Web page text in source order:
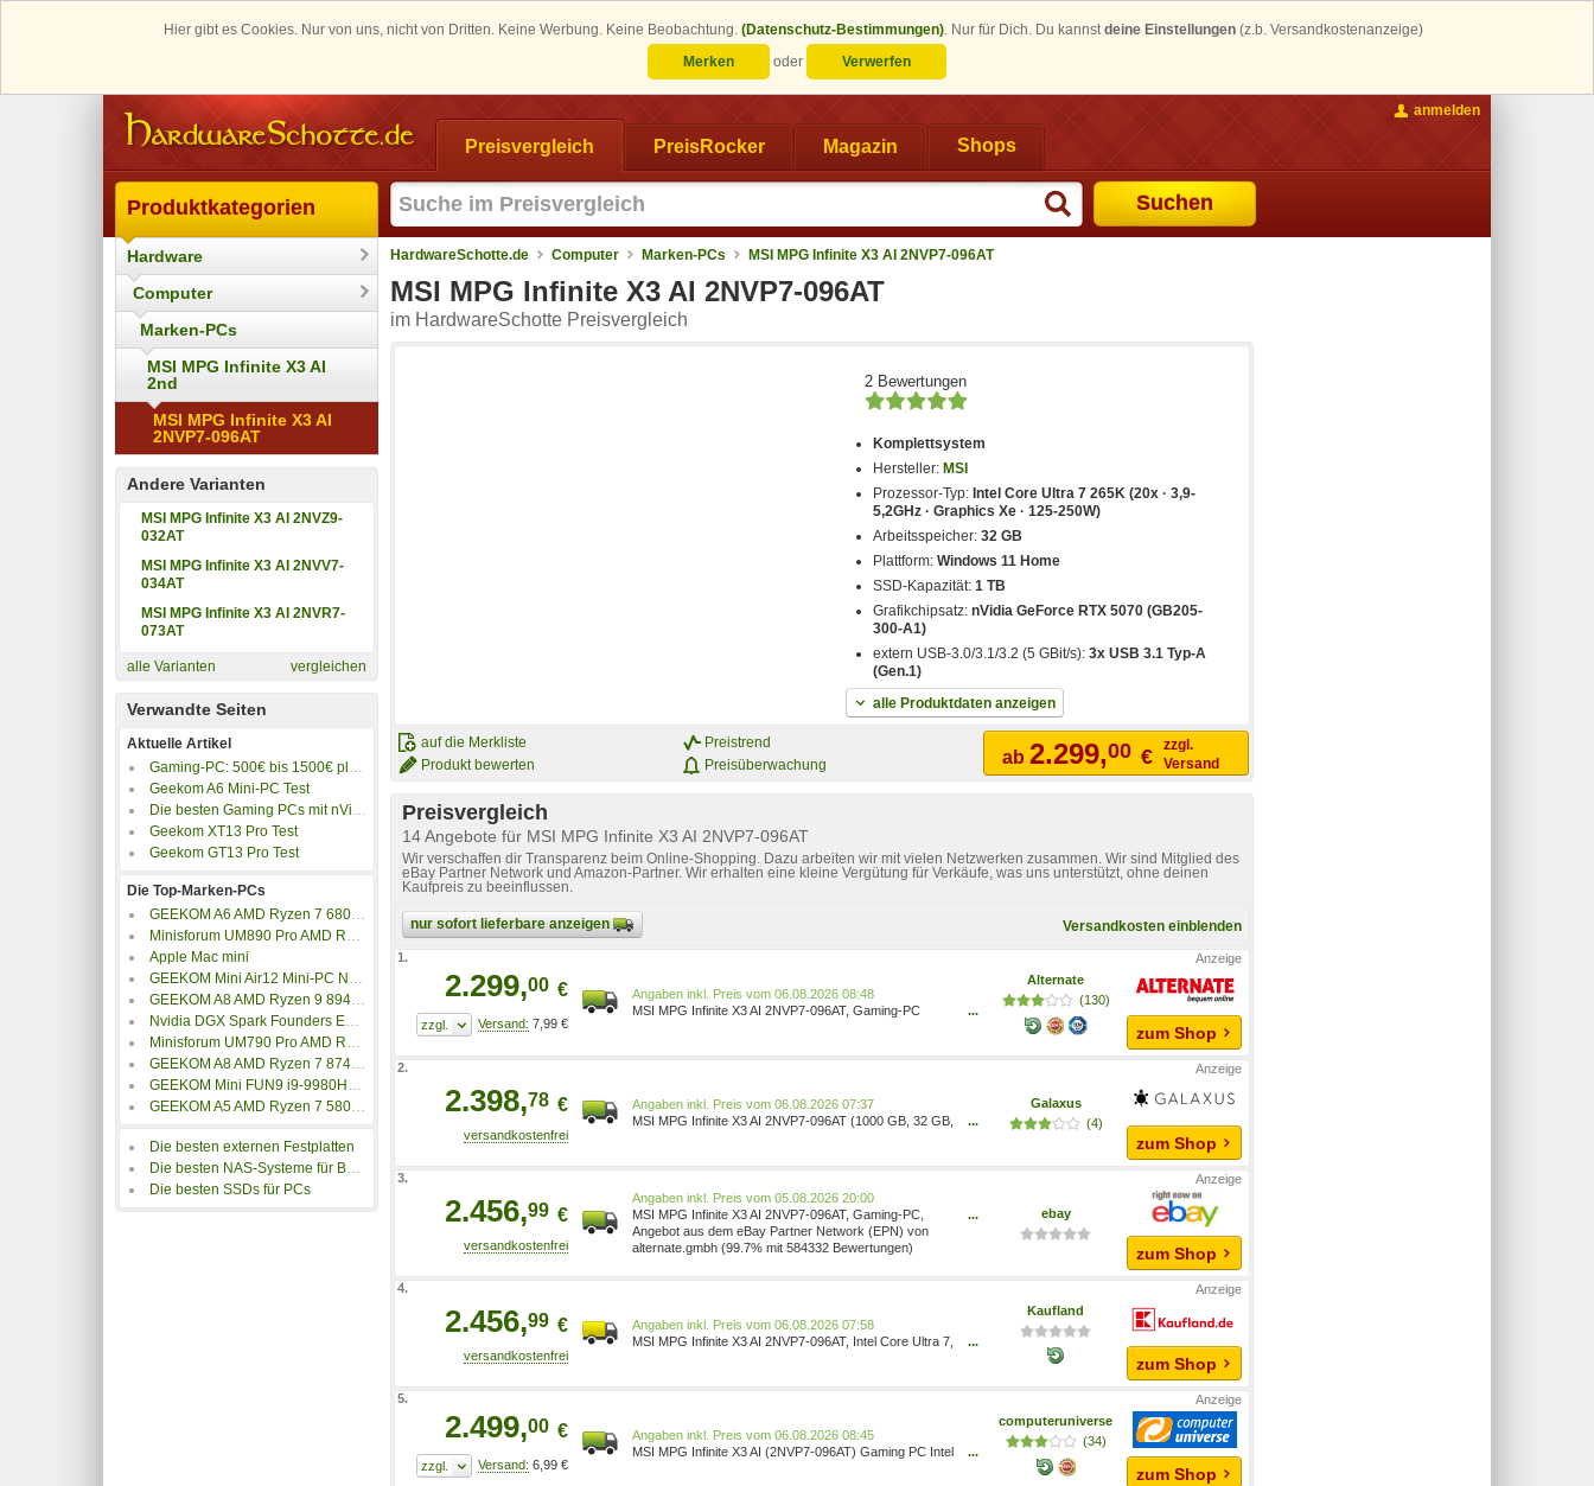
Hier gibt es Cookies. Nur von uns, nicht von Dritten. Keine Werbung. Keine Beobachtung. (Datenschutz-Bestimmungen). Nur für Dich. Du kannstdeine Einstellungen (z.b. Versandkostenanzeige)
Merken
oder Verwerfen
Preisvergleich PreisRocker Magazin Shops
Suchen
anmelden
Produktkategorien
Hardware
Computer
Marken-PCs
MSI MPG Infinite X3 AI
2nd
MSI MPG Infinite X3 AI
2NVP7-096AT
Andere Varianten
MSI MPG Infinite X3 AI 2NVZ9-
032AT
MSI MPG Infinite X3 AI 2NVV7-
034AT
MSI MPG Infinite X3 AI 2NVR7-
073AT
alle Varianten vergleichen
Verwandte Seiten
Aktuelle Artikel
Gaming-PC: 500€ bis 1500€ plus 4K-Gaming PC
Geekom A6 Mini-PC Test
Die besten Gaming PCs mit nVidia GeForce RTX 5080
Geekom XT13 Pro Test
Geekom GT13 Pro Test
Die Top-Marken-PCs
GEEKOM A6 AMD Ryzen 7 6800H Mini-PC 16GB/1TB
Minisforum UM890 Pro AMD Ryzen 9 8945HS Mini-PC 32GB/1TB
Apple Mac mini
GEEKOM Mini Air12 Mini-PC N100 16GB/512GB
GEEKOM A8 AMD Ryzen 9 8945HS Mini-PC 16GB/1TB
Nvidia DGX Spark Founders Edition
Minisforum UM790 Pro AMD Ryzen 9 7940HS Mini-PC 32GB/1TB
GEEKOM A8 AMD Ryzen 7 8745HS Mini-PC 16GB/1TB
GEEKOM Mini FUN9 i9-9980HK 32GB/1TB
GEEKOM A5 AMD Ryzen 7 5800H Mini-PC 16GB/512GB
Die besten externen Festplatten
Die besten NAS-Systeme für Backups
Die besten SSDs für PCs
HardwareSchotte.de Computer Marken-PCs MSI MPG Infinite X3 AI 2NVP7-096AT
MSI MPG Infinite X3 AI 2NVP7-096AT
im HardwareSchotte Preisvergleich
2 Bewertungen
Komplettsystem
Hersteller: MSI
Prozessor-Typ: Intel Core Ultra 7 265K (20x · 3,9-
5,2GHz · Graphics Xe · 125-250W)
Arbeitsspeicher:32 GB
Plattform:Windows 11 Home
SSD-Kapazität:1 TB
Grafikchipsatz:nVidia GeForce RTX 5070 (GB205-
300-A1)
extern USB-3.0/3.1/3.2 (5 GBit/s):3x USB 3.1 Typ-A
(Gen.1)
alle Produktdaten anzeigen
auf die Merkliste
Produkt bewerten
Preistrend
Preisüberwachung
ab 2.299,00 €
zzgl.
Versand
Preisvergleich
14 Angebote für MSI MPG Infinite X3 AI 2NVP7-096AT
Wir verschaffen dir Transparenz beim Online-Shopping. Dazu arbeiten wir mit vielen Netzwerken zusammen. Wir sind Mitglied des
eBay Partner Network und Amazon-Partner. Wir erhalten eine kleine Vergütung für Verkäufe, was uns unterstützt, ohne deinen
Kaufpreis zu beeinflussen.
nur sofort lieferbare anzeigen Versandkosten einblenden
1.
2.299,00 €
7,99 €
Preis vom 06.08.2026 08:48
MSI MPG Infinite X3 AI 2NVP7-096AT, Gaming-PC
...
Alternate
(130)
zum Shop
2.
2.398,78 €
Preis vom 06.08.2026 07:37
MSI MPG Infinite X3 AI 2NVP7-096AT (1000 GB, 32 GB,
...
Galaxus
(4)
zum Shop
3.
2.456,99 €
Preis vom 05.08.2026 20:00
MSI MPG Infinite X3 AI 2NVP7-096AT, Gaming-PC,
schwarz 00B94211-096
...
Angebot aus dem eBay Partner Network (EPN) von
alternate.gmbh (99.7% mit 584332 Bewertungen)
ebay
zum Shop
4.
2.456,99 €
Preis vom 06.08.2026 07:58
MSI MPG Infinite X3 AI 2NVP7-096AT, Intel Core Ultra 7,
...
Kaufland
zum Shop
5.
2.499,00 €
6,99 €
Preis vom 06.08.2026 08:45
MSI MPG Infinite X3 AI (2NVP7-096AT) Gaming PC Intel
...
computeruniverse
(34)
zum Shop